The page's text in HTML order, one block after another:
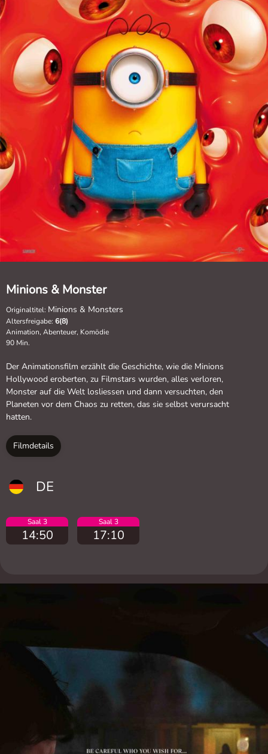
Minions & Monster
Originaltitel: Minions & Monsters
Altersfreigabe: 6(8)
Animation, Abenteuer, Komödie
90 Min.
Der Animationsfilm erzählt die Geschichte, wie die Minions
Hollywood eroberten, zu Filmstars wurden, alles verloren,
Monster auf die Welt losliessen und dann versuchten, den
Planeten vor dem Chaos zu retten, das sie selbst verursacht
hatten.
Filmdetails
DE
Saal 3
14:50
Saal 3
17:10